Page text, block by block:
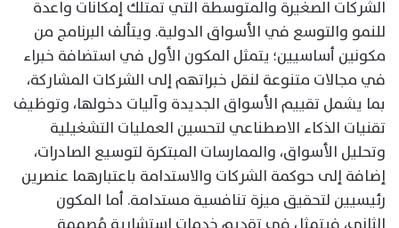
الشركات الصغيرة والمتوسطة التي تمتلك إمكانات واعدة
للنمو والتوسع في الأسواق الدولية. ويتألف البرنامج من
مكونين أساسيين؛ يتمثل المكون الأول في استضافة خبراء
في مجالات متنوعة لنقل خبراتهم إلى الشركات المشاركة،
بما يشمل تقييم الأسواق الجديدة وآليات دخولها، وتوظيف
تقنيات الذكاء الاصطناعي لتحسين العمليات التشغيلية
وتحليل الأسواق، والممارسات المبتكرة لتوسيع الصادرات،
إضافة إلى حوكمة الشركات والاستدامة باعتبارهما عنصرين
رئيسيين لتحقيق ميزة تنافسية مستدامة. أما المكون